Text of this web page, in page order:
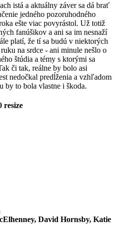
istá a aktuálny záver sa dá brať
jedného pozoruhodného
ešte viac povyrástol. Už totiž
fanúšikov a ani sa im nesnaží
platí, že tí sa budú v niektorých
na srdce - ani minule nešlo o
štúdia a témy s ktorými sa
či tak, reálne by bolo asi
nedočkal predĺženia a vzhľadom
by to bola vlastne i škoda.
David Hornsby, Katie